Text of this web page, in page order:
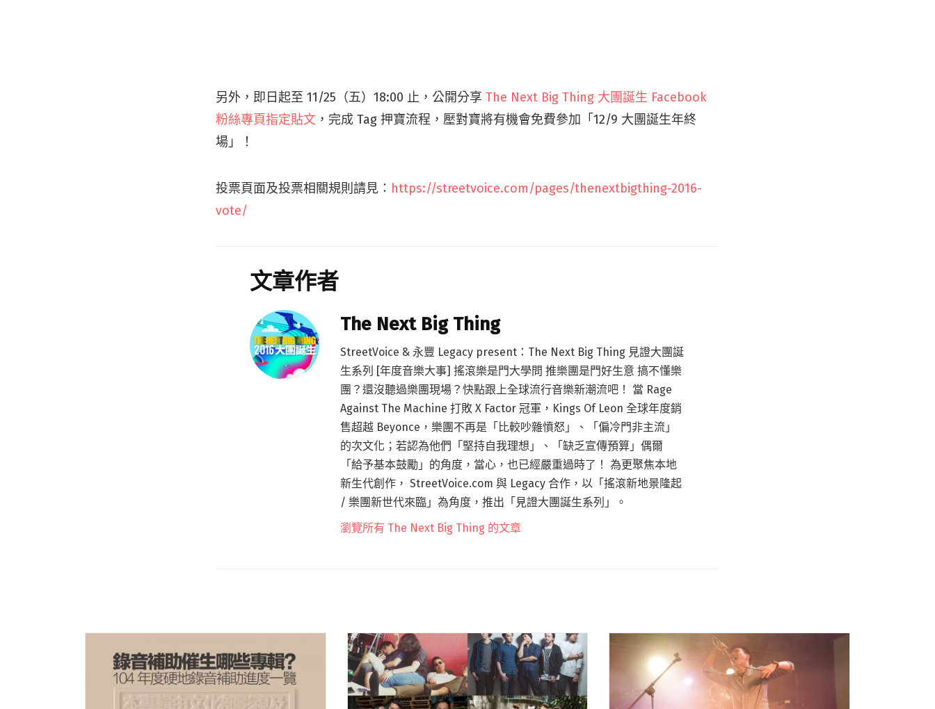
另外，即日起至 11/25（五）18:00 止，公開分享The Next Big Thing 大團誕生 Facebook
粉絲專頁指定貼文 ，完成 Tag 押寶流程，壓對寶將有機會免費參加「12/9 大團誕生年終
場」！
投票頁面及投票相關規則請見： https://streetvoice.com/pages/thenextbigthing-2016-
vote/
文章作者
The Next Big Thing
StreetVoice & 永豐 Legacy present：The Next Big Thing 見證大團誕
生系列 [年度音樂大事] 搖滾樂是門大學問 推樂團是門好生意 搞不懂樂
團？還沒聽過樂團現場？快點跟上全球流行音樂新潮流吧！ 當 Rage
Against The Machine 打敗 X Factor 冠軍，Kings Of Leon 全球年度銷
售超越 Beyonce，樂團不再是「比較吵雜憤怒」、「偏冷門非主流」
的次文化；若認為他們「堅持自我理想」、「缺乏宣傳預算」偶爾
「給予基本鼓勵」的角度，當心，也已經嚴重過時了！ 為更聚焦本地
新生代創作， StreetVoice.com 與 Legacy 合作，以「搖滾新地景隆起
/ 樂團新世代來臨」為角度，推出「見證大團誕生系列」。
瀏覽所有 The Next Big Thing 的文章